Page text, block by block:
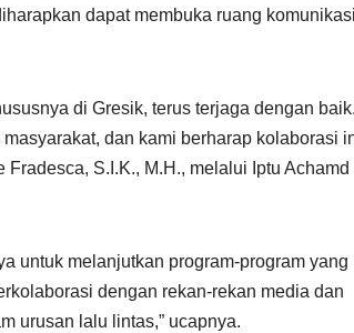
dapat membuka ruang komunikasi
di Gresik, terus terjaga dengan baik.
dan kami berharap kolaborasi
S.I.K., M.H., melalui Iptu Achamd
untuk melanjutkan program-program yang
dengan rekan-rekan media dan
urusan lalu lintas,” ucapnya.